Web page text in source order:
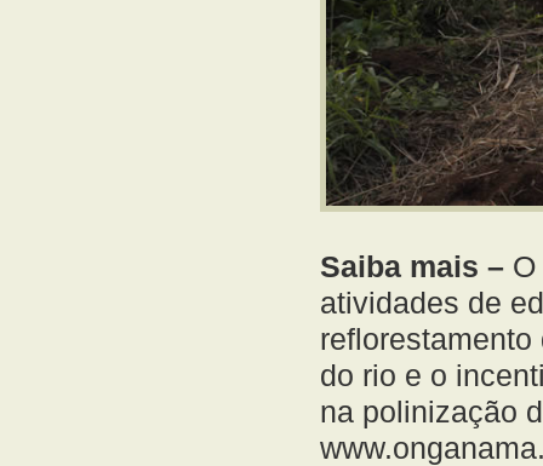
Saiba mais –
atividades de
do rio e o
na polinização